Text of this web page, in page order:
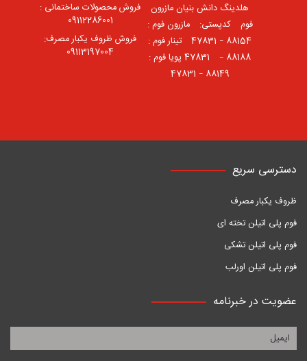
هلدینگ دانش بنیان مازرون
فوم ⠀کدپستی: ⠀مازرون فوم :
88154 – 47831 ⠀تینار فوم :
88188 – 47831⠀ پویا فوم :
88149 – 47831
فروش محصولات ساختمانی :
09112286001
فروش ظروف یکبار مصرف:
09113197004
دسترسی سریع
ظروف یکبار مصرف
فوم پلی اتیلن تخته ای
فوم پلی اتیلن تشکی
فوم پلی اتیلن اورلب
عضویت در خبرنامه